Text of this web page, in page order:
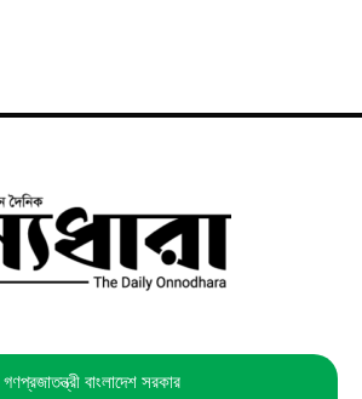
গণপ্রজাতন্ত্রী বাংলাদেশ সরকার